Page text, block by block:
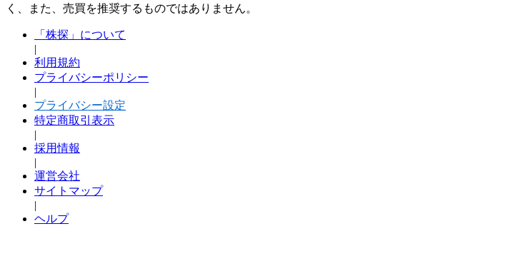
く、また、売買を推奨するものではありません。
「株探」について
|
利用規約
プライバシーポリシー
|
プライバシー設定
特定商取引表示
|
採用情報
|
運営会社
サイトマップ
|
ヘルプ